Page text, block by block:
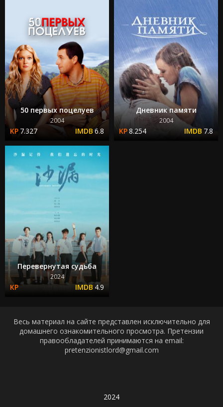
50 первых поцелуев
2004
7.327 6.8
Дневник памяти
2004
8.254 7.8
Перевернутая судьба
2024
4.9
Весь материал на сайте представлен исключительно для
домашнего ознакомительного просмотра. Претензии
правообладателей принимаются на email:
pretenzionistlord@gmail.com
2024